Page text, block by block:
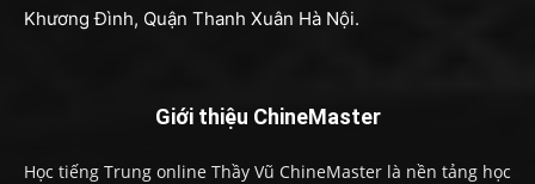
Khương Đình, Quận Thanh Xuân Hà Nội.
Giới thiệu ChineMaster
Học tiếng Trung online Thầy Vũ ChineMaster là nền tảng học